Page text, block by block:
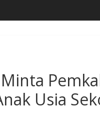
Usia